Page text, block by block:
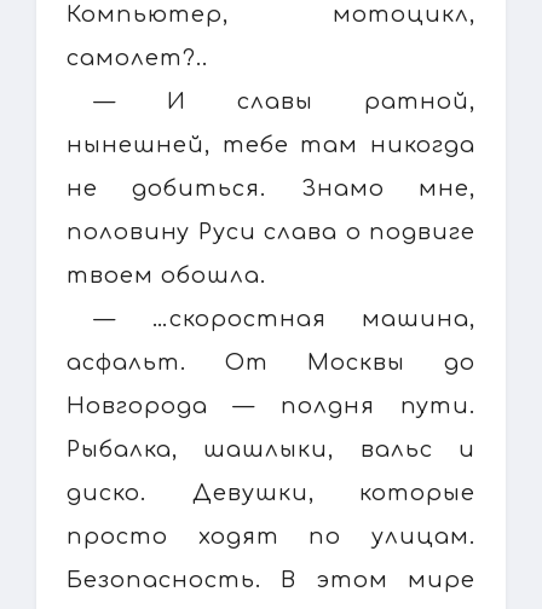
Компьютер, мотоцикл,
самолет?..
— И славы ратной,
нынешней, тебе там никогда
не добиться. Знамо мне,
половину Руси слава о подвиге
твоем обошла.
— …скоростная машина,
асфальт. От Москвы до
Новгорода — полдня пути.
Рыбалка, шашлыки, вальс и
диско. Девушки, которые
просто ходят по улицам.
Безопасность. В этом мире